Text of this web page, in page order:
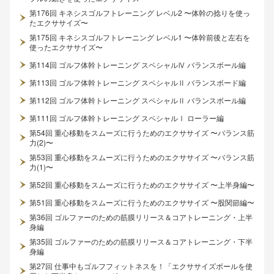
第176回 キネシスゴルフトレーニング レベル2 〜体幹の捻りを使っ
たエクササイズ〜
第175回 キネシスゴルフトレーニング レベル1 〜体幹前後と左右を
使ったエクササイズ〜
第114回 ゴルフ体幹トレーニング スペシャルⅣ バランスボール編
第113回 ゴルフ体幹トレーニング スペシャルⅡ バランスボード編
第112回 ゴルフ体幹トレーニング スペシャルⅡ バランスボール編
第111回 ゴルフ体幹トレーニング スペシャルⅠ ローラー編
第54回 重心移動をスムーズに行うためのエクササイズ 〜バランス筋
力(2)〜
第53回 重心移動をスムーズに行うためのエクササイズ 〜バランス筋
力(1)〜
第52回 重心移動をスムーズに行うためのエクササイズ 〜上半身編〜
第51回 重心移動をスムーズに行うためのエクササイズ 〜股関節編〜
第36回 ゴルファーのための筋膜リリース＆コアトレーニング・上半
身編
第35回 ゴルファーのための筋膜リリース＆コアトレーニング・下半
身編
第27回 仕事中もゴルフフィットネスを！「エクササイズボールを使